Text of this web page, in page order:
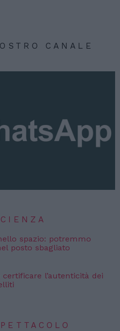
CANALE
spazio: potremmo
posto sbagliato
l’autenticità dei